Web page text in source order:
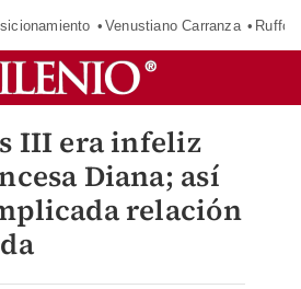
Venustiano Carranza Ruffo
III era infeliz
Diana; así
relación